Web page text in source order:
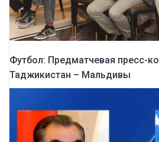
Футбол: Предматчевая пресс-
Таджикистан – Мальдивы